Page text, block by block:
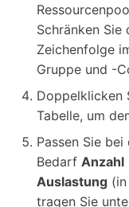
Schränken
Zeichenfolge
Gruppe und -
Doppelklicken
Tabelle, um
Passen Sie
Bedarf Anzahl
Auslastung
tragen Sie